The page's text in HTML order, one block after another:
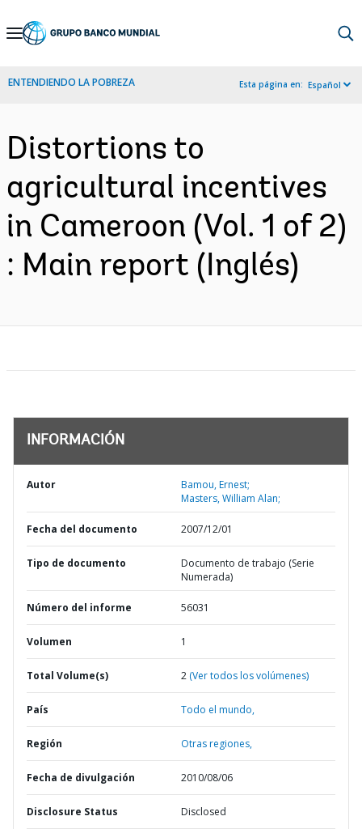
Skip
Navigation
ENTENDIENDO LA POBREZA Esta página en: Español
Distortions to
agricultural incentives
in Cameroon (Vol. 1 of 2)
: Main report (Inglés)
INFORMACIÓN
Autor
Bamou, Ernest;
Masters, William Alan;
Fecha del documento 2007/12/01
Tipo de documento
Documento de trabajo (Serie
Numerada)
Número del informe 56031
Volumen 1
Total Volume(s) 2 (Ver todos los volúmenes)
País Todo el mundo,
Región Otras regiones,
Fecha de divulgación 2010/08/06
Disclosure Status Disclosed